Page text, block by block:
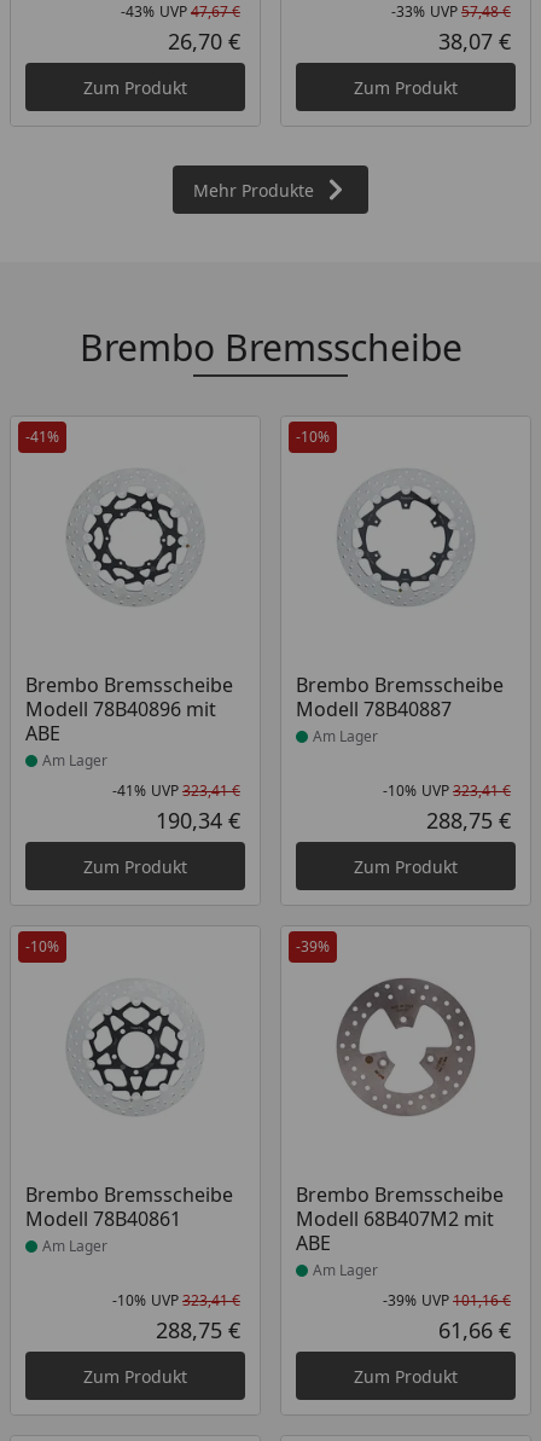
Rabatt in Prozent
-43%
Ursprünglicher Preis
UVP47,67 €
Aktueller Preis
26,70 €
Zum Produkt
-33% UVP57,48 €
38,07 €
Zum Produkt
Mehr Produkte
Brembo Bremsscheibe
-41%
Brembo Bremsscheibe
Modell 78B40896 mit
ABE
Produkt am Lager
Am Lager
Rabatt in Prozent
-41%
Ursprünglicher Preis
UVP323,41 €
Aktueller Preis
190,34 €
Zum Produkt
-10%
Brembo Bremsscheibe
Modell 78B40887
Produkt am Lager
Am Lager
-10% UVP323,41 €
288,75 €
Zum Produkt
-10%
Brembo Bremsscheibe
Modell 78B40861
Produkt am Lager
Am Lager
Rabatt in Prozent
-10%
Ursprünglicher Preis
UVP323,41 €
Aktueller Preis
288,75 €
Zum Produkt
-39%
Brembo Bremsscheibe
Modell 68B407M2 mit
ABE
Produkt am Lager
Am Lager
-39% UVP101,16 €
61,66 €
Zum Produkt